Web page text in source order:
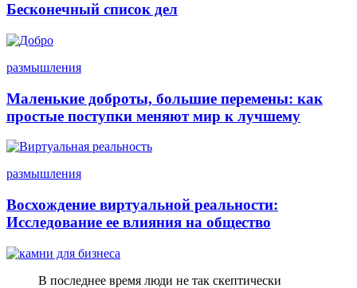
Бесконечный список дел
размышления
Маленькие доброты, большие перемены: как
простые поступки меняют мир к лучшему
размышления
Восхождение виртуальной реальности:
Исследование ее влияния на общество
В последнее время люди не так скептически